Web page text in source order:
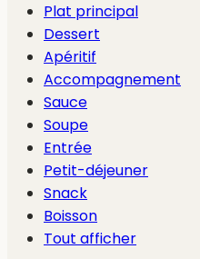
Plat principal
Dessert
Apéritif
Accompagnement
Sauce
Soupe
Entrée
Petit-déjeuner
Snack
Boisson
Tout afficher